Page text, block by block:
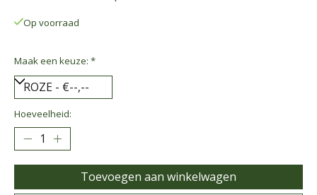
Op voorraad
Maak een keuze: *
Hoeveelheid:
Toevoegen aan winkelwagen